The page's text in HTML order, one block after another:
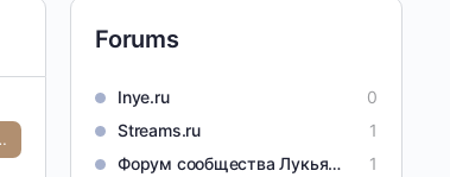
Клуб
Forums
Inye.ru
0
Streams.ru
1
Форум сообщества Лукьяненко С. В.
1